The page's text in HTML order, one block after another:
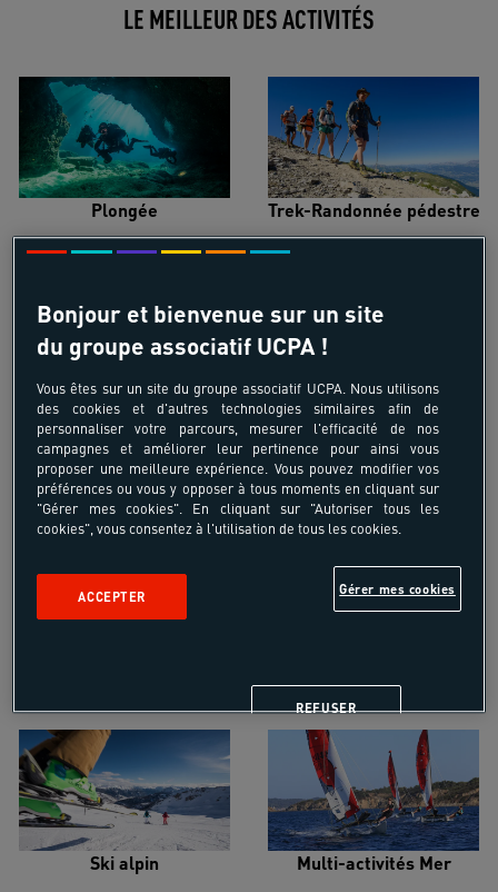
LE MEILLEUR DES ACTIVITÉS
Plongée Trek-Randonnée pédestre
Croisière voilier Alpinisme
Snowboard
Ski alpin Multi-activités Mer
Bonjour et bienvenue sur un site
du groupe associatif UCPA !
Vous êtes sur un site du groupe associatif UCPA. Nous utilisons
des cookies et d'autres technologies similaires afin de
personnaliser votre parcours, mesurer l'efficacité de nos
campagnes et améliorer leur pertinence pour ainsi vous
proposer une meilleure expérience. Vous pouvez modifier vos
préférences ou vous y opposer à tous moments en cliquant sur
"Gérer mes cookies". En cliquant sur "Autoriser tous les
cookies", vous consentez à l'utilisation de tous les cookies.
Gérer mes cookies
REFUSER
ACCEPTER